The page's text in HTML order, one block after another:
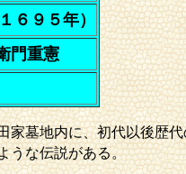
６９５年）
門重憲
墓地内に、初代以後歴
うな伝説がある。